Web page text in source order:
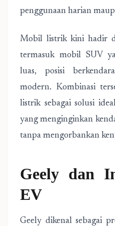
penggunaan harian
Mobil listrik kini hadir
termasuk mobil SUV
luas, posisi
modern. Kombinasi
listrik sebagai solusi
yang menginginkan
tanpa mengorbankan
Geely dan
EV
Geely dikenal sebagai